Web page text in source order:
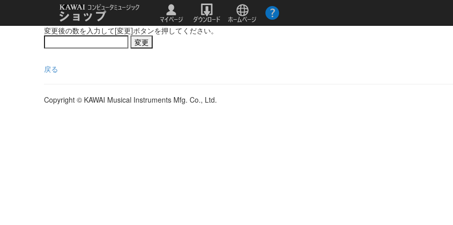
変更後の数を入力して[変更]ボタンを押してください。
戻る
Copyright © KAWAI Musical Instruments Mfg. Co., Ltd.